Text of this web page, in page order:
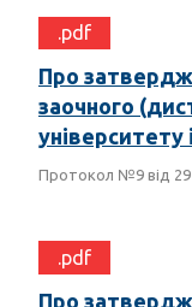
.pdf
Про
заочного
університету
Протокол №9 від 29
.pdf
Про